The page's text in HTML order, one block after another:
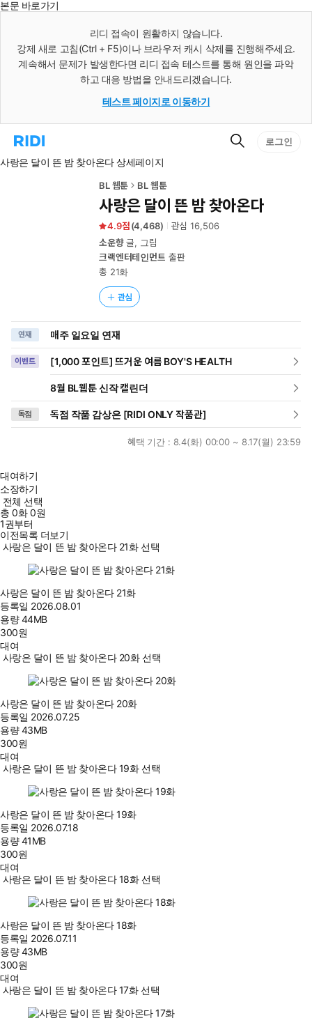
본문 바로가기
리디 접속이 원활하지 않습니다.
강제 새로 고침(Ctrl + F5)이나 브라우저 캐시 삭제를 진행해주세요.
계속해서 문제가 발생한다면 리디 접속 테스트를 통해 원인을 파악
하고 대응 방법을 안내드리겠습니다.
테스트 페이지로 이동하기
리
홈
검
로그인
사랑은 달이 뜬 밤 찾아온다 상세페이지
BL 웹툰 BL 웹툰
사랑은 달이 뜬 밤 찾아온다
4.9 (4,468) 관심16,506
소운향글, 그림
크랙엔터테인먼트 출판
총 21화
관심
연재 매주 일요일 연재
이벤트 [1,000 포인트] 뜨거운 여름 BOY'S HEALTH
8월 BL웹툰 신작 캘린더
독점 독점 작품 감상은 [RIDI ONLY 작품관]
혜택 기간 : 8.4(화) 00:00 ~ 8.17(월) 23:59
대여하기
소장하기
전체 선택
총0화0원
1권부터
이전목록 더보기
사랑은 달이 뜬 밤 찾아온다 21화 선택
사랑은 달이 뜬 밤 찾아온다 21화
등록일 2026.08.01
용량44MB
300원
대여
사랑은 달이 뜬 밤 찾아온다 20화 선택
사랑은 달이 뜬 밤 찾아온다 20화
등록일 2026.07.25
용량43MB
300원
대여
사랑은 달이 뜬 밤 찾아온다 19화 선택
사랑은 달이 뜬 밤 찾아온다 19화
등록일 2026.07.18
용량41MB
300원
대여
사랑은 달이 뜬 밤 찾아온다 18화 선택
사랑은 달이 뜬 밤 찾아온다 18화
등록일 2026.07.11
용량43MB
300원
대여
사랑은 달이 뜬 밤 찾아온다 17화 선택